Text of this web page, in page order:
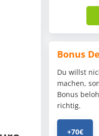
Bonus
Du willst
machen,
Bonus
richtig.
+70€